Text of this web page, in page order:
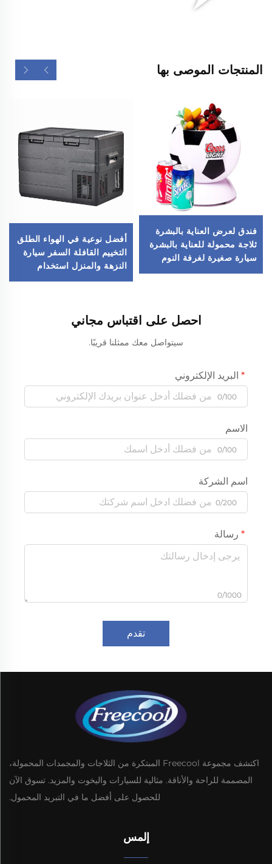
المنتجات الموصى بها
فندق لعرض العناية بالبشرة
ثلاجة محمولة للعناية بالبشرة
سيارة صغيرة لغرفة النوم
ثلاجة صغيرة
أفضل نوعية في الهواء الطلق
التخييم القافلة السفر سيارة
النزهة والمنزل استخدام
مزدوج السيارة الثلاجة الثلاجة
احصل على اقتباس مجاني
سيتواصل معك ممثلنا قريبًا.
البريد الإلكتروني
0/100
الاسم
0/100
اسم الشركة
0/200
رسالة
0/1000
تقدم
اكتشف مجموعة Freecool المبتكرة من الثلاجات والمجمدات المحمولة،
المصممة للراحة والأناقة. مثالية للسيارات واليخوت والمزيد. تسوق الآن
للحصول على أفضل ما في التبريد المحمول.
إلمس